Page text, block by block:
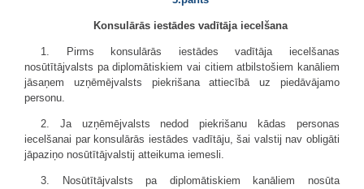
Konsulārās iestādes vadītāja iecelšana
1. Pirms konsulārās iestādes vadītāja iecelšanas
nosūtītājvalsts pa diplomātiskiem vai citiem atbilstošiem kanāliem
jāsaņem uzņēmējvalsts piekrišana attiecībā uz piedāvājamo
personu.
2. Ja uzņēmējvalsts nedod piekrišanu kādas personas
iecelšanai par konsulārās iestādes vadītāju, šai valstij nav obligāti
jāpaziņo nosūtītājvalstij atteikuma iemesli.
3. Nosūtītājvalsts pa diplomātiskiem kanāliem nosūta